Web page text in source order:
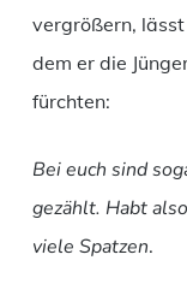
vergrößern,
dem er die
fürchten:
Bei euch sind
gezählt. Habt
viele Spatzen.